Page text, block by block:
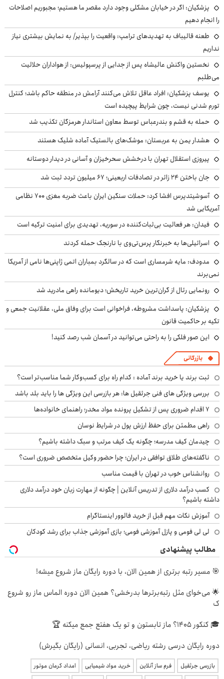
پزشکیان: اگر در خیابان مشکلی وجود دارد مقصر ما هستیم؛ مجبوریم اصلاحات
را انجام دهیم
طعنه قالیباف به تهدیدهای ترامپ: واقعیت را بپذیر/ به نمایش بیشتری نیاز
نداریم
نخستین واکنش عالیشاه پس از جدایی از پرسپولیس: از هواداران حلالیت
می‌طلبم
یوسف پزشکیان: افراد عاقل تلاش می‌کنند آرامش در منطقه حاکم باشد؛ کنترل
تورم شدنی نیست، چون شرایط پیچیده است
حمله به قشم و بندرعباس توسط معاون استاندار هرمزگان تکذیب شد
هشدار یمن به عربستان: موشک‌های بالستیک آماده شلیک هستند
پیروزی استقلال تهران با درخشش سحرخیزان و آسانی در دیدار دوستانه
جان باختن ۲۴ زائر در تصادفات اربعینی؛ ۶۷ میلیون تردد ثبت شد
آسوشیتدپرس افشا کرد: حملات سنگین ایران باعث ضربه مغزی ۷۰۰ نظامی
آمریکایی شد
فیدان: هر فعالیت بی‌ثبات‌کننده در سوریه، تهدیدی برای امنیت ترکیه است
اسرائیلی‌ها به خبرنگار پرس‌تی‌وی با نارنجک حمله کردند
مدودف: مایه شرمساری است که در سالگرد بمباران اتمی ژاپنی‌ها نامی از آمریکا
نمی‌برند
رونمایی رئال از گران‌ترین خرید تاریخش؛ دیومانده راهی مادرید شد
پزشکیان: پاسداشت مشروطه، فراخوانی است برای وفاق ملی، عقلانیت جمعی و
تکیه بر حاکمیت قانون
این صور فلکی را به راحتی می‌توانید در آسمان شب رصد کنید!
بازرگانی
ثبت برند یا خرید برند آماده : کدام راه برای کسب‌وکار شما مناسب‌تر است؟
بررسی ویژگی های فنی جرثقیل ها: هر بازرسی این ویژگی ها را باید بلد باشد
۷ اقدام ضروری پس از تشکیل پرونده مواد مخدر؛ راهنمای خانواده‌ها
راهی مطمئن برای حفظ ارزش پول در شرایط نوسان
چیدمان کیف مدرسه؛ چگونه یک کیف مرتب و سبک داشته باشیم؟
ناگفته‌های طلاق توافقی در ایران؛ چرا حضور وکیل متخصص ضروری است؟
روانشناس خوب در تهران با قیمت مناسب
کسب درآمد دلاری از تدریس آنلاین | چگونه از مهارت زبان خود درآمد دلاری
داشته باشیم؟
آموزش نکات مهم قبل از خرید فالوور اینستاگرام
لی لی فومی و پازل آموزشی فومی؛ بازی آموزشی جذاب برای رشد کودکان
مطالب پیشنهادی
🎯 مسیر رتبه برتری از همین الان، با دوره رایگان ماز شروع میشه!
🌟 می‌خوای مثل رتبه‌برترها بدرخشی؟ همین الان دوره الماس ماز رو شروع
ک
🎓 کنکور ۱۴۰5؟ ماز تابستون و تو یک هفتع جمع میکنه 🏆
دوره رایگان درسی رشته ریاضی، تجربی، انسانی (رایگان بگیرش)
بازرسی جرثقیل فرم ساز آنلاین خرید مواد شیمیایی
امداد کرمان موتور